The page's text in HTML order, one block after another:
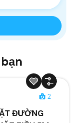
2
ĐƯỜNG